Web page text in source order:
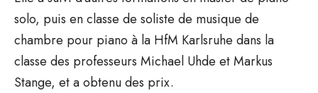
solo, puis en classe de soliste de musique de
chambre pour piano à la HfM Karlsruhe dans la
classe des professeurs Michael Uhde et Markus
Stange, et a obtenu des prix.